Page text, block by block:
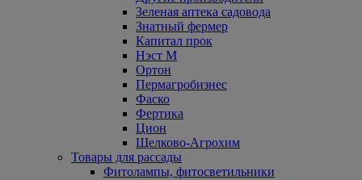
Зеленая аптека садовода
Знатный фермер
Капитал прок
Нэст М
Ортон
Пермагробизнес
Фаско
Фертика
Цион
Щелково-Агрохим
Товары для рассады
Фитолампы, фитосветильники